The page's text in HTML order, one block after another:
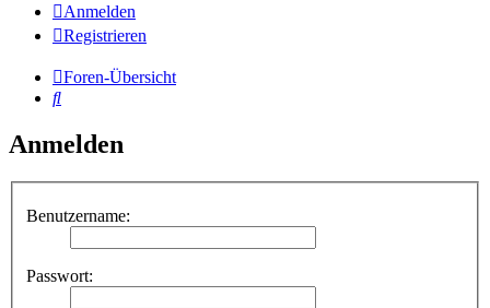
Anmelden
Registrieren
Foren-Übersicht
Suche
Anmelden
Benutzername:
Passwort: